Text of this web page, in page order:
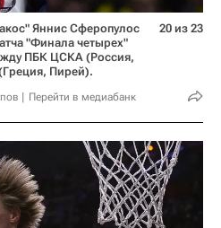
Яннис Сферопулос
"Финала четырех"
ПБК ЦСКА (Россия,
Пирей).
Перейти в медиабанк
20 из 23